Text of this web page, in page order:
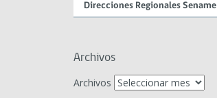
Direcciones Regionales Sename
Archivos
Archivos